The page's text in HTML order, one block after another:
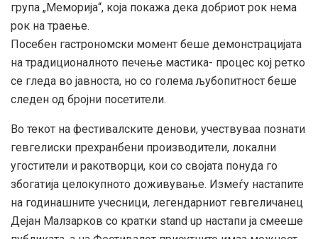
група „Меморија“, која покажа дека добриот рок нема
рок на траење.
Посебен гастрономски момент беше демонстрацијата
на традиционалното печење мастика- процес кој ретко
се гледа во јавноста, но со голема љубопитност беше
следен од бројни посетители.
Во текот на фестивалските денови, учествуваа познати
гевгелиски прехранбени производители, локални
угостители и ракотворци, кои со својата понуда го
збогатија целокупното доживување. Измеѓу настапите
на годинашните учесници, легендарниот гевгеличанец
Дејан Малзарков со кратки stand up настапи ја смееше